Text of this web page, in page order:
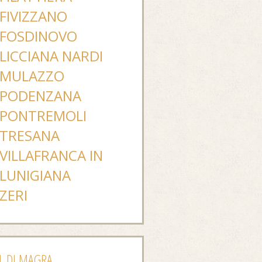
FIVIZZANO
FOSDINOVO
LICCIANA NARDI
MULAZZO
PODENZANA
PONTREMOLI
TRESANA
VILLAFRANCA IN
LUNIGIANA
ZERI